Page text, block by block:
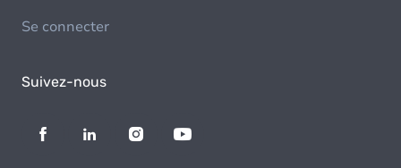
Se connecter
Suivez-nous